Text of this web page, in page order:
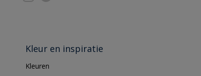
Kleur en inspiratie
Kleuren